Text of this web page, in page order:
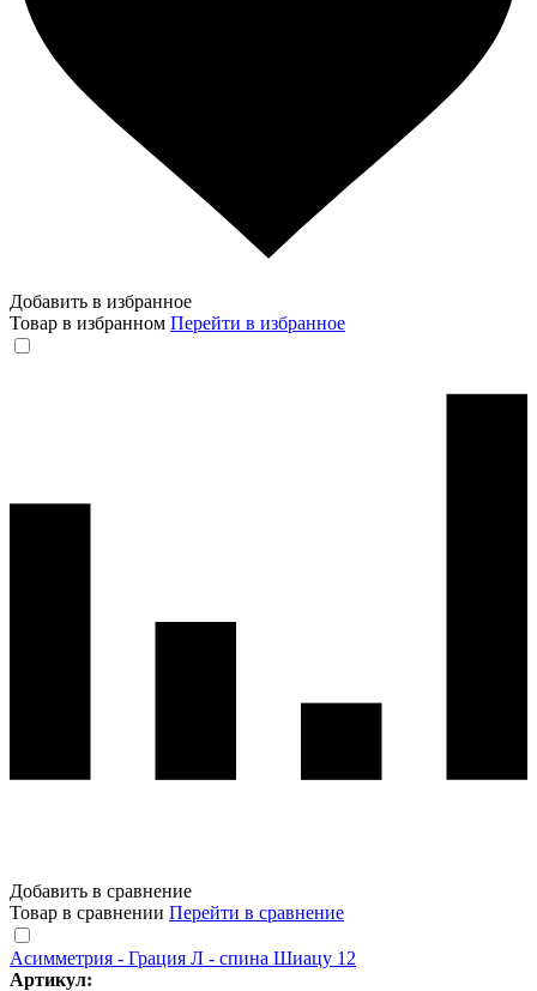
Добавить в избранное
Товар в избранном Перейти в избранное
Добавить в сравнение
Товар в сравнении Перейти в сравнение
Асимметрия - Грация Л - спина Шиацу 12
Артикул: